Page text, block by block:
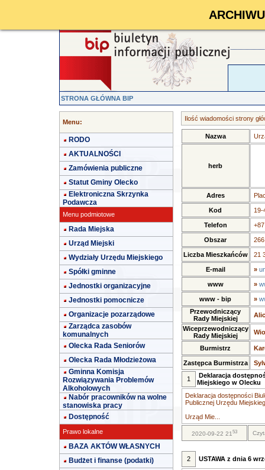
STRONA GŁÓWNA BIP
Menu:
RODO
AKTUALNOŚCI
Zamówienia publiczne
Statut Gminy Olecko
Elektroniczna Skrzynka
Podawcza
Menu podmiotowe
Rada Miejska
Urząd Miejski
Wydziały Urzędu Miejskiego
Spółki gminne
Jednostki organizacyjne
Jednostki pomocnicze
Organizacje pozarządowe
Zarządca zasobów
komunalnych
Olecka Rada Seniorów
Olecka Rada Młodzieżowa
Gminna Komisja
Rozwiązywania Problemów
Alkoholowych
Nabór pracowników na wolne
stanowiska pracy
Dostępność
Prawo lokalne
BAZA AKTÓW WŁASNYCH
Budżet i finanse (podatki)
Ilość wiadomości strony
Nazwa
herb
Adres
Kod 19-
Telefon
Obszar
Liczba Mieszkańców 21
E-mail »
www »
www - bip »
Przewodniczący
Rady Miejskiej
Wiceprzewodniczący
Rady Miejskiej
Burmistrz
Zastępca Burmistrza
1
Deklaracja
Miejskiego w Olecku
Deklaracja dostępności
Publicznej Urzędu
Urząd Mie...
2020-09-22 2153
2 USTAWA z dnia 6